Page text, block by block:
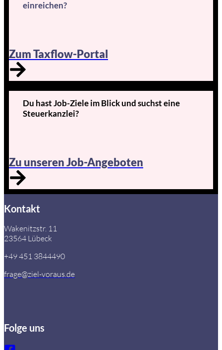
einreichen?
Zum Taxflow-Portal
Du hast Job-Ziele im Blick und suchst eine
Steuerkanzlei?
Zu unseren Job-Angeboten
Kontakt
Wakenitzstr. 11
23564 Lübeck
+49 451 3844490
frage@ziel-voraus.de
Folge uns